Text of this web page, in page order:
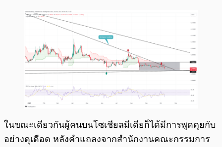
ในขณะเดียวกันผู้คนบนโซเชียลมีเดียก็ได้มีการพูดคุยกับ
อย่างดุเดือด หลังคำแถลงจากสำนักงานคณะกรรมการ